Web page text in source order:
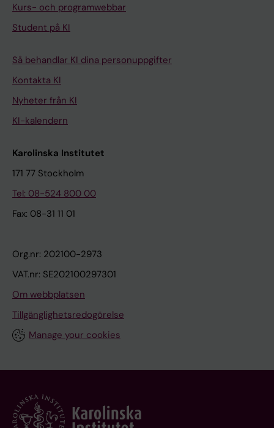
Kurs- och programwebbar
Student på KI
Så behandlar KI dina personuppgifter
Kontakta KI
Nyheter från KI
KI-kalendern
Karolinska Institutet
171 77 Stockholm
Tel: 08-524 800 00
Fax: 08-31 11 01
Org.nr: 202100-2973
VAT.nr: SE202100297301
Om webbplatsen
Tillgänglighetsredogörelse
Manage your cookies